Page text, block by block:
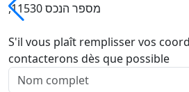
,מספר הנכס 11530
S'il vous plaît remplisser vos
contacterons dès que possible